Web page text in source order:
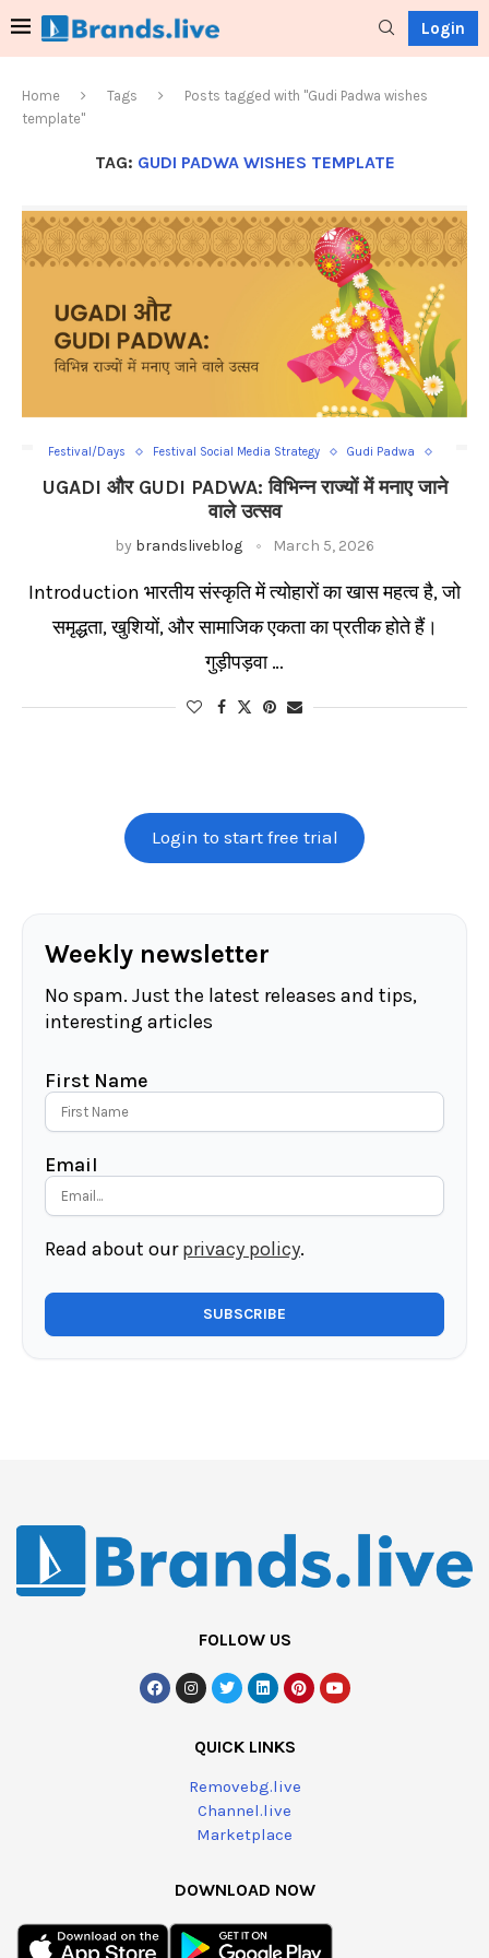
Login
Home Tags
Posts tagged with "Gudi Padwa wishes
template"
TAG: GUDI PADWA WISHES TEMPLATE
Festival/Days Festival Social Media Strategy
Gudi Padwa
UGADI और GUDI PADWA: विभिन्न राज्यों में मनाए जाने
वाले उत्सव
by brandsliveblog March 5, 2026
Introduction भारतीय संस्कृति में त्योहारों का खास महत्व है, जो
समृद्धता, खुशियों, और सामाजिक एकता का प्रतीक होते हैं।
गुड़ीपड़वा …
Login to start free trial
Weekly newsletter
No spam. Just the latest releases and tips,
interesting articles
First Name
Email
Read about ourprivacy policy.
FOLLOW US
QUICK LINKS
Removebg.live
Channel.live
Marketplace
DOWNLOAD NOW